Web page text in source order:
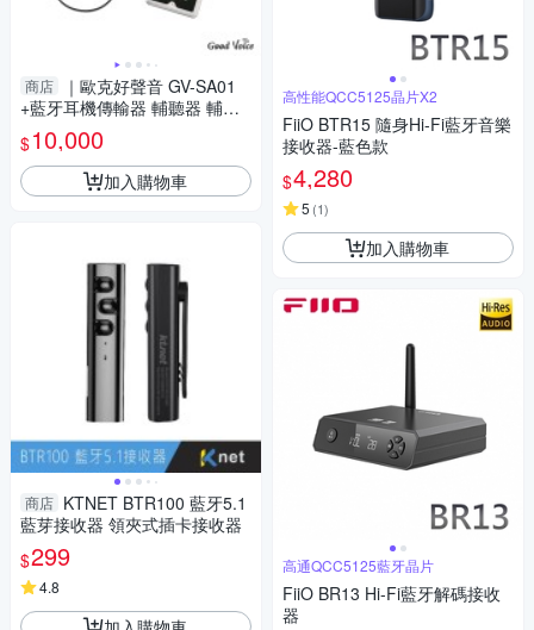
商店
｜歐克好聲音 GV-SA01
+藍牙耳機傳輸器 輔聽器 輔助
聽器 藍芽輔聽器 集音器 輔助聽
力
$10,000
加入購物車
商店 KTNET BTR100 藍牙5.1
藍芽接收器 領夾式插卡接收器
$299
4.8
高性能QCC5125晶片X2
FiiO BTR15 隨身Hi-Fi藍牙音樂
接收器-藍色款
$4,280
5 (1)
加入購物車
高通QCC5125藍牙晶片
FiiO BR13 Hi-Fi藍牙解碼接收
器